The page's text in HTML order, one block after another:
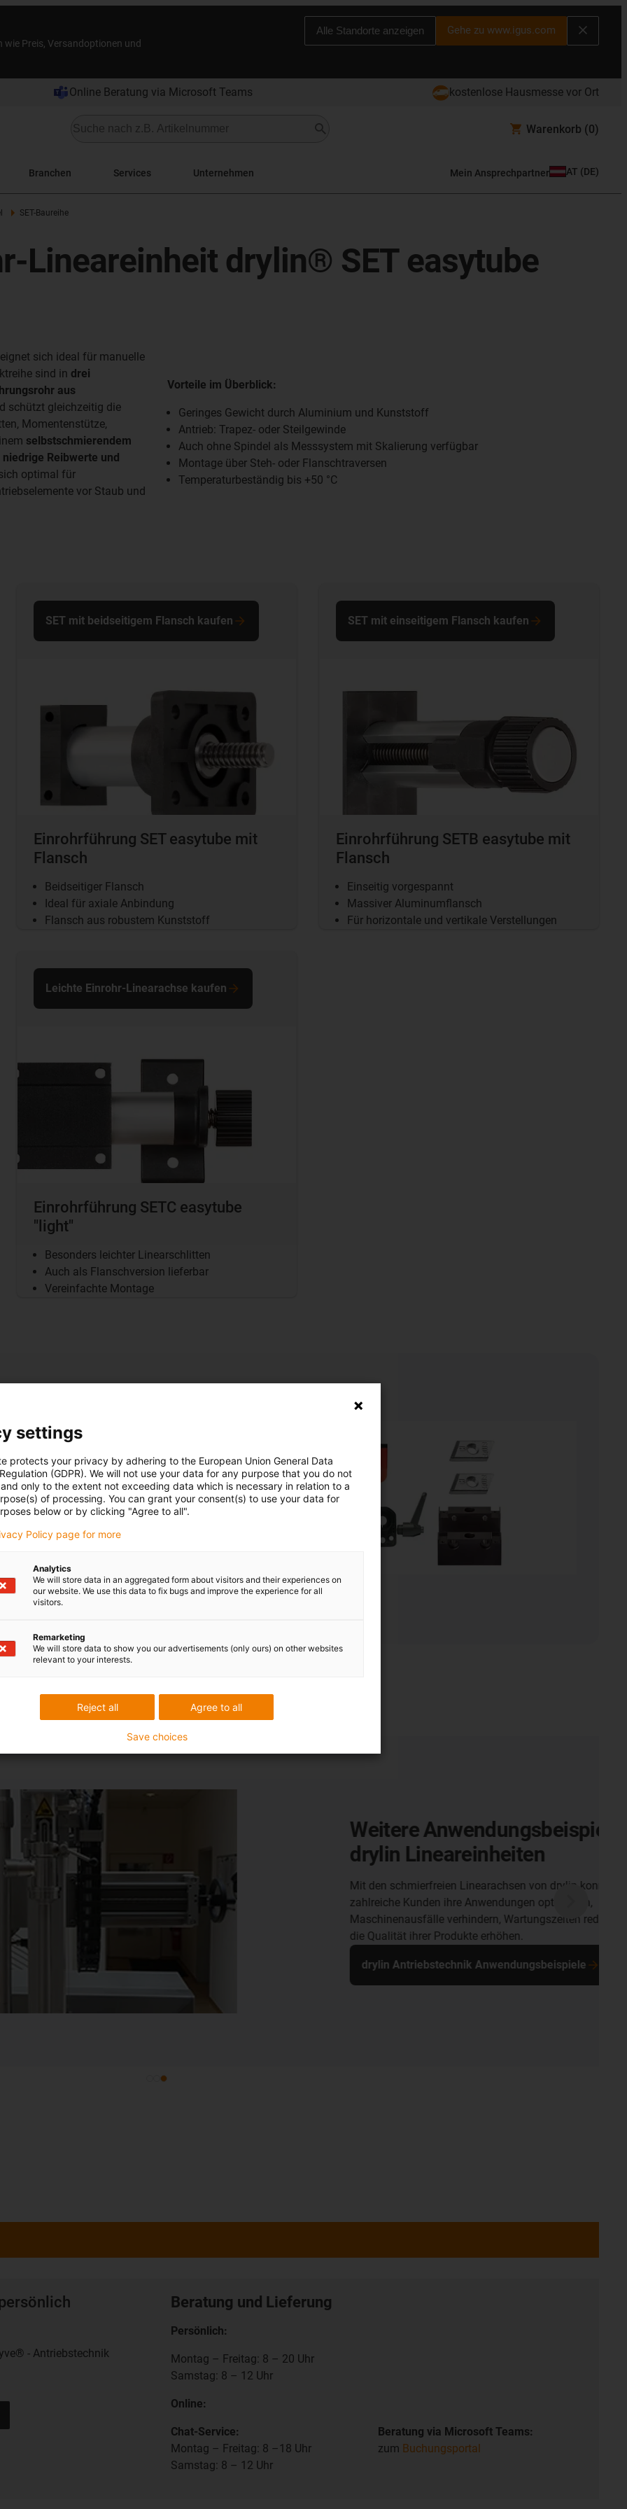
Preis, Versandoptionen und
Alle Standorte anzeigen Gehe zu www.igus.com
Online Beratung via Microsoft Teams kostenlose Hausmesse vor Ort
Warenkorb (0)
Branchen Services Unternehmen Mein Ansprechpartner AT (DE)
SET-Baureihe
Lineareinheit drylin® SET easytube
sich ideal für manuelle
sind in drei
aus
schützt gleichzeitig die
Momentenstütze,
selbstschmierendem
niedrige Reibwerte und
optimal für
vor Staub und
Vorteile im Überblick:
Geringes Gewicht durch Aluminium und Kunststoff
Antrieb: Trapez- oder Steilgewinde
Auch ohne Spindel als Messsystem mit Skalierung verfügbar
Montage über Steh- oder Flanschtraversen
Temperaturbeständig bis +50 °C
Einrohrführung SET easytube mit
Flansch
Beidseitiger Flansch
Ideal für axiale Anbindung
Flansch aus robustem Kunststoff
SET mit beidseitigem Flansch kaufen
Einrohrführung SETB easytube mit
Flansch
Einseitig vorgespannt
Massiver Aluminumflansch
Für horizontale und vertikale Verstellungen
SET mit einseitigem Flansch kaufen
Einrohrführung SETC easytube
"light"
Besonders leichter Linearschlitten
Auch als Flanschversion lieferbar
Vereinfachte Montage
Leichte Einrohr-Linearachse kaufen
–
Betrieb
unserer Kunden
Weitere Anwendungsbeispiele mit
drylin Lineareinheiten
Mit den schmierfreien Linearachsen von drylin konnten bereits
zahlreiche Kunden ihre Anwendungen optimieren,
Maschinenausfälle verhindern, Wartungszeiten reduzieren und
die Qualität ihrer Produkte erhöhen.
drylin Antriebstechnik Anwendungsbeispiele
- Antriebstechnik
Beratung und Lieferung
Persönlich:
Montag – Freitag: 8 – 20 Uhr
Samstag: 8 – 12 Uhr
Online:
Chat-Service:
Montag – Freitag: 8 –18 Uhr
Samstag: 8 – 12 Uhr
Beratung via Microsoft Teams:
zum Buchungsportal
settings
protects your privacy by adhering to the European Union General Data
(GDPR). We will not use your data for any purpose that you do not
only to the extent not exceeding data which is necessary in relation to a
of processing. You can grant your consent(s) to use your data for
below or by clicking "Agree to all".
Policy page for more
Analytics
We will store data in an aggregated form about visitors and their experiences on
our website. We use this data to fix bugs and improve the experience for all
visitors.
Remarketing
We will store data to show you our advertisements (only ours) on other websites
relevant to your interests.
Agree to all
Reject all
Save choices